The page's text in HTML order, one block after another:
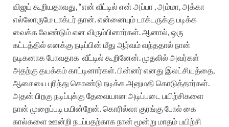
விஜய் கூறியதாவது, “என் வீட்டில் என் அப்பா , அம்மா, அக்கா
எல்லோருமே டாக்டர் தான். என்னையும் டாக்டருக்கு படிக்க
வைக்க வேண்டும் என விரும்பினார்கள். ஆனால், ஒரு
கட்டத்தில் எனக்கு நடிப்பின் மீது ஆர்வம் வந்ததால் நான்
நடிகனாக போவதாக வீட்டில் கூறினேன். முதலில் அவர்கள்
அதற்கு தயக்கம் காட்டினார்கள். பின்னர் எனது இலட்சியத்தை,
ஆசையை புரிந்து கொண்டு நடிக்க அனுமதி கொடுத்தார்கள்.
அதன் பிறகு நடிப்புக்கு தேவையான அடிப்படை பயிற்சிகளை
நான் முறைப்படி பயின்றேன். கொரில்லா குரங்கு போல் கை
கால்களை ஊன்றி நடப்பதற்காக நான் மூன்று மாதம் பயிற்சி